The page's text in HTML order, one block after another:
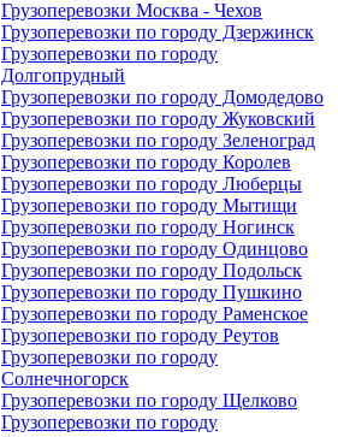
Грузоперевозки Москва - Чехов
Грузоперевозки по городу Дзержинск
Грузоперевозки по городу
Долгопрудный
Грузоперевозки по городу Домодедово
Грузоперевозки по городу Жуковский
Грузоперевозки по городу Зеленоград
Грузоперевозки по городу Королев
Грузоперевозки по городу Люберцы
Грузоперевозки по городу Мытищи
Грузоперевозки по городу Ногинск
Грузоперевозки по городу Одинцово
Грузоперевозки по городу Подольск
Грузоперевозки по городу Пушкино
Грузоперевозки по городу Раменское
Грузоперевозки по городу Реутов
Грузоперевозки по городу
Солнечногорск
Грузоперевозки по городу Щелково
Грузоперевозки по городу